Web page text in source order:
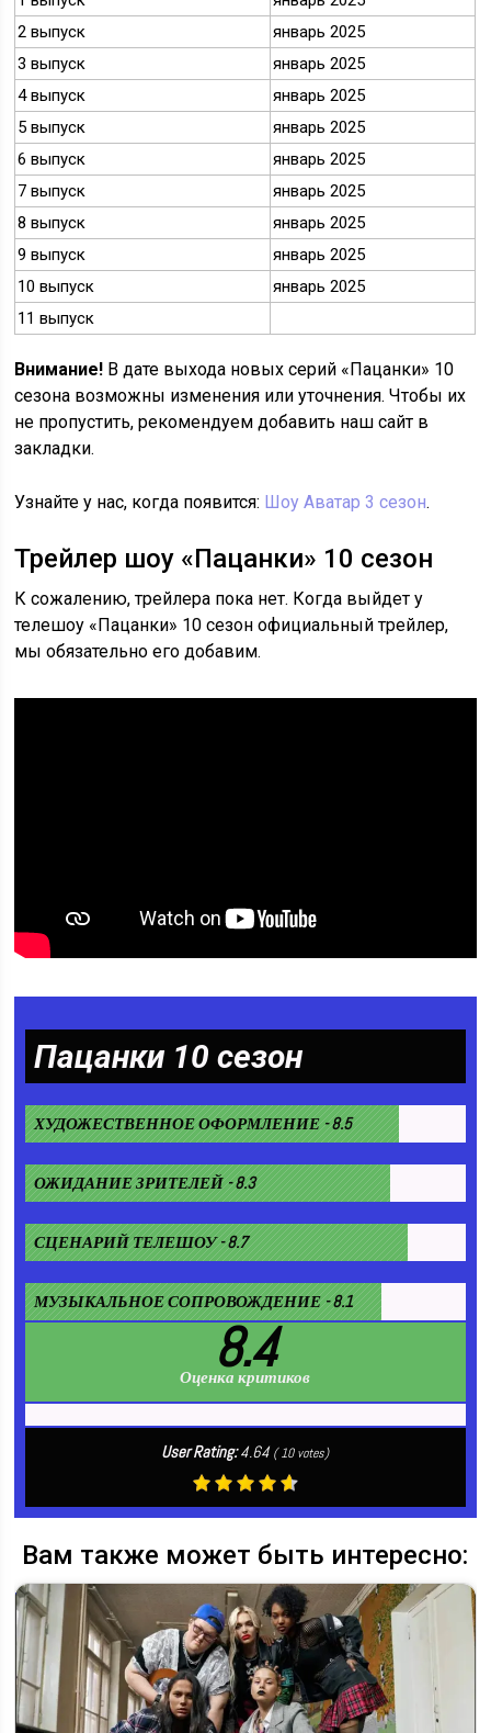
2 выпуск
январь 2025
3 выпуск
январь 2025
4 выпуск
январь 2025
5 выпуск
январь 2025
6 выпуск
январь 2025
7 выпуск
январь 2025
8 выпуск
январь 2025
9 выпуск
январь 2025
10 выпуск
январь 2025
11 выпуск
Внимание! В дате выхода новых серий «Пацанки» 10
сезона возможны изменения или уточнения. Чтобы их
не пропустить, рекомендуем добавить наш сайт в
закладки.
Узнайте у нас, когда появится: Шоу Аватар 3 сезон.
Трейлер шоу «Пацанки» 10 сезон
К сожалению, трейлера пока нет. Когда выйдет у
телешоу «Пацанки» 10 сезон официальный трейлер,
мы обязательно его добавим.
Пацанки 10 сезон
ХУДОЖЕСТВЕННОЕ ОФОРМЛЕНИЕ - 8.5
ОЖИДАНИЕ ЗРИТЕЛЕЙ - 8.3
СЦЕНАРИЙ ТЕЛЕШОУ - 8.7
МУЗЫКАЛЬНОЕ СОПРОВОЖДЕНИЕ - 8.1
8.4
Оценка критиков
User Rating:4.64 (10votes)
Вам также может быть интересно: